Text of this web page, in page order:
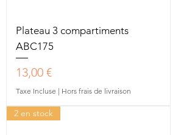
Plateau 3 compartiments
ABC175
Prix
13,00 €
Taxe Incluse | Hors frais de livraison
2 en stock